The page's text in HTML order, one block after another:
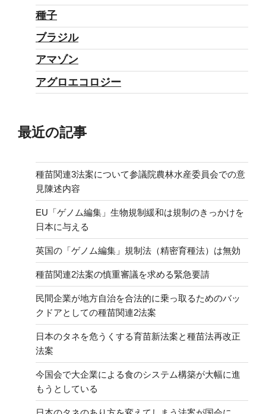
種子
ブラジル
アマゾン
アグロエコロジー
最近の記事
種苗関連3法案について参議院農林水産委員会での意
見陳述内容
EU「ゲノム編集」生物規制緩和は規制のきっかけを
日本に与える
英国の「ゲノム編集」規制法（精密育種法）は無効
種苗関連2法案の慎重審議を求める緊急要請
民間企業が地方自治を合法的に乗っ取るためのバッ
クドアとしての種苗関連2法案
日本のタネを危うくする育苗新法案と種苗法再改正
法案
今国会で大企業による食のシステム構築が大幅に進
もうとしている